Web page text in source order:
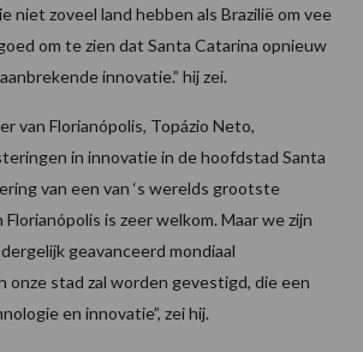
niet zoveel land hebben als Brazilië om vee
om te zien dat Santa Catarina opnieuw
innovatie.” hij zei.
van Florianópolis, Topázio Neto,
in innovatie in de hoofdstad Santa
van een van ‘s werelds grootste
is zeer welkom. Maar we zijn
geavanceerd mondiaal
onze stad zal worden gevestigd, die een
en innovatie”, zei hij.